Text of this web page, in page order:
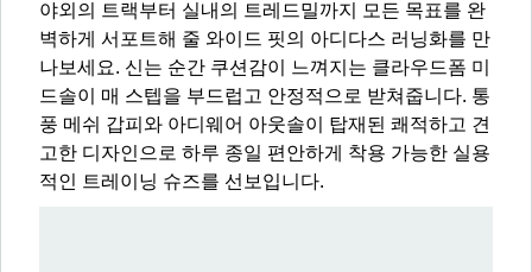
야외의 트랙부터 실내의 트레드밀까지 모든 목표를 완
벽하게 서포트해 줄 와이드 핏의 아디다스 러닝화를 만
나보세요. 신는 순간 쿠션감이 느껴지는 클라우드폼 미
드솔이 매 스텝을 부드럽고 안정적으로 받쳐줍니다. 통
풍 메쉬 갑피와 아디웨어 아웃솔이 탑재된 쾌적하고 견
고한 디자인으로 하루 종일 편안하게 착용 가능한 실용
적인 트레이닝 슈즈를 선보입니다.